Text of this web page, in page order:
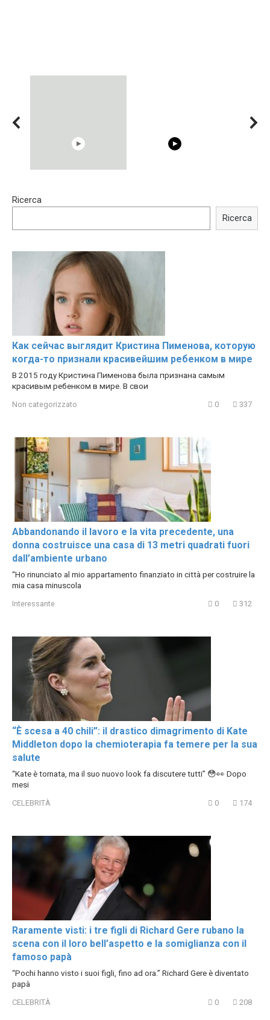
Shocking illusion - Pretty
Trying BOLLYWOOD
Ricerca
Ricerca
Как сейчас выглядит Кристина Пименова, которую
когда-то признали красивейшим ребенком в мире
В 2015 году Кристина Пименова была признана самым
красивым ребенком в мире. В свои
Non categorizzato 0 337
Abbandonando il lavoro e la vita precedente, una
donna costruisce una casa di 13 metri quadrati fuori
dall’ambiente urbano
“Ho rinunciato al mio appartamento finanziato in città per costruire la
mia casa minuscola
Interessante 0 312
“È scesa a 40 chili”: il drastico dimagrimento di Kate
Middleton dopo la chemioterapia fa temere per la sua
salute
“Kate è tornata, ma il suo nuovo look fa discutere tutti” 😳👀 Dopo
mesi
CELEBRITÀ 0 174
Raramente visti: i tre figli di Richard Gere rubano la
scena con il loro bell’aspetto e la somiglianza con il
famoso papà
“Pochi hanno visto i suoi figli, fino ad ora.” Richard Gere è diventato
papà
CELEBRITÀ 0 208